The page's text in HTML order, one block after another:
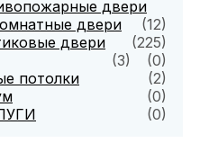
двери
(12)
двери
(225)
двери
(0)
(3)
потолки
(2)
(0)
(0)